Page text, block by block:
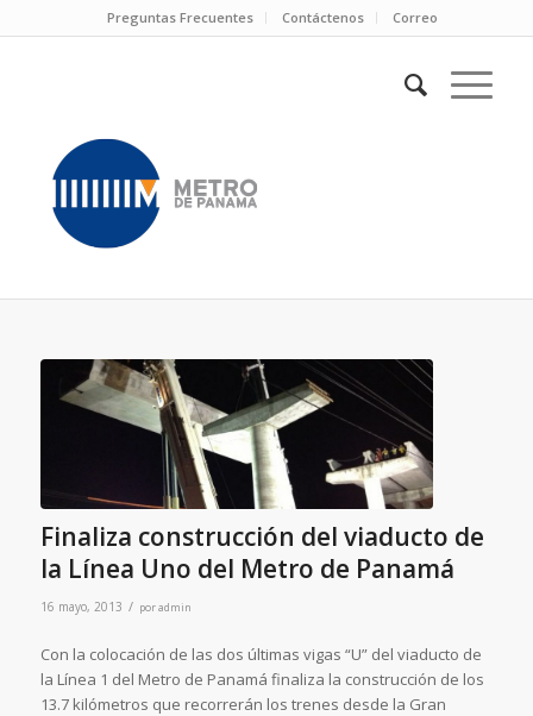
Preguntas Frecuentes Contáctenos Correo
Finaliza construcción del viaducto de
la Línea Uno del Metro de Panamá
16 mayo, 2013 / poradmin
Con la colocación de las dos últimas vigas “U” del viaducto de
la Línea 1 del Metro de Panamá finaliza la construcción de los
13.7 kilómetros que recorrerán los trenes desde la Gran